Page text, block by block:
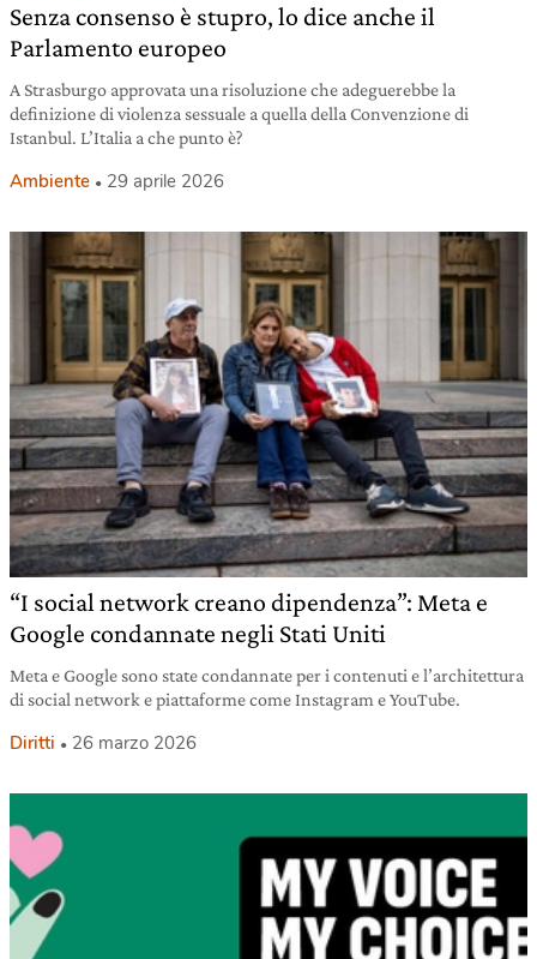
Senza consenso è stupro, lo dice anche il
Parlamento europeo
A Strasburgo approvata una risoluzione che adeguerebbe la
definizione di violenza sessuale a quella della Convenzione di
Istanbul. L’Italia a che punto è?
Ambiente 29 aprile 2026
“I social network creano dipendenza”: Meta e
Google condannate negli Stati Uniti
Meta e Google sono state condannate per i contenuti e l’architettura
di social network e piattaforme come Instagram e YouTube.
Diritti 26 marzo 2026